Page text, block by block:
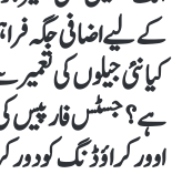
کے لیے اضافی جگہ
کیا نئی جیلوں کی
ہے؟ جسٹس فار پیس کی
اوور کراؤڈنگ کو